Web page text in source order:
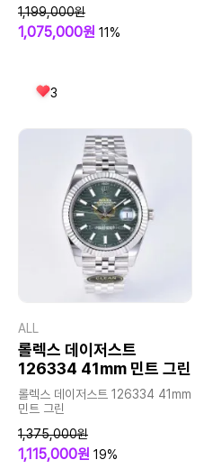
1,199,000원
1,075,000원 11%
3
ALL
롤렉스 데이저스트
126334 41mm 민트 그린
롤렉스 데이저스트 126334 41mm
민트 그린
1,375,000원
1,115,000원 19%